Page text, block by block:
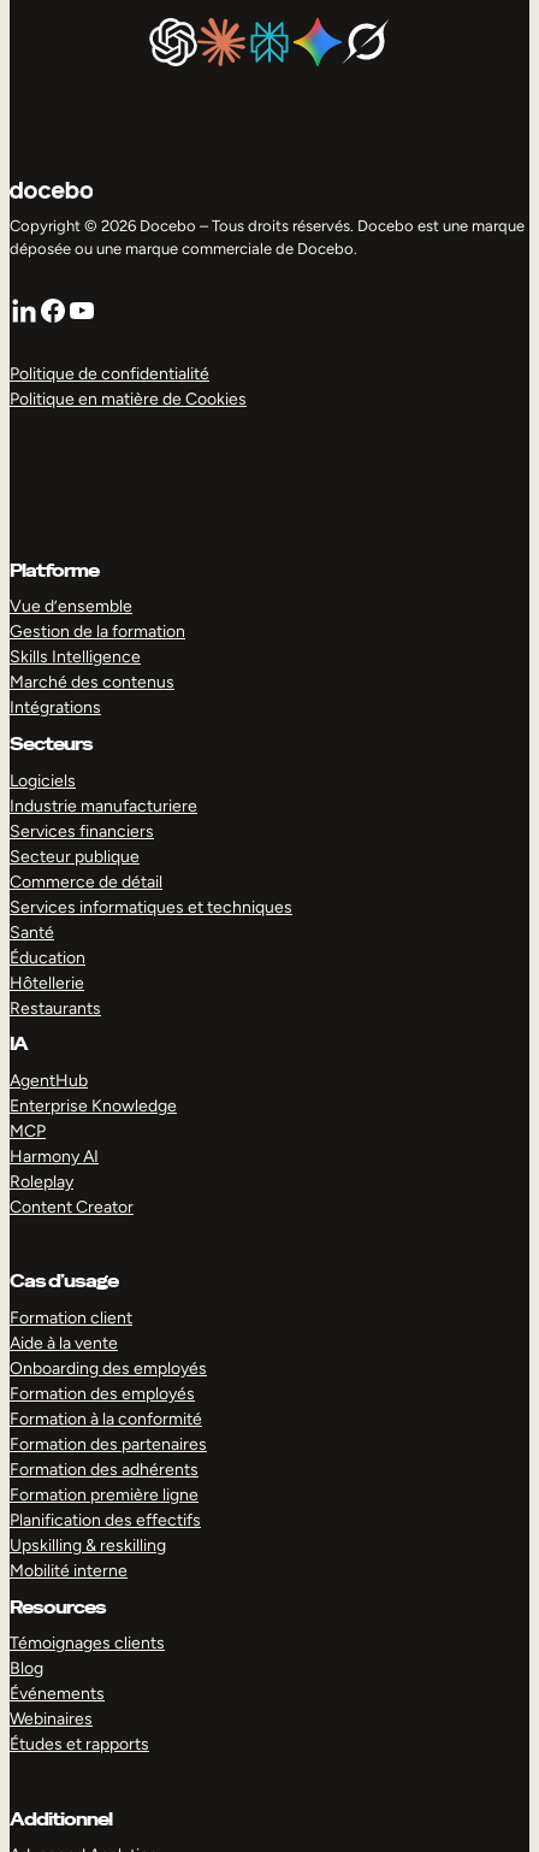
Copyright © 2026 Docebo – Tous droits réservés. Docebo est une marque
déposée ou une marque commerciale de Docebo.
LinkedIn
Facebook
YouTube
Politique de confidentialité
Politique en matière de Cookies
Platforme
Vue d’ensemble
Gestion de la formation
Skills Intelligence
Marché des contenus
Intégrations
Secteurs
Logiciels
Industrie manufacturiere
Services financiers
Secteur publique
Commerce de détail
Services informatiques et techniques
Santé
Éducation
Hôtellerie
Restaurants
IA
AgentHub
Enterprise Knowledge
MCP
Harmony AI
Roleplay
Content Creator
Cas d’usage
Formation client
Aide à la vente
Onboarding des employés
Formation des employés
Formation à la conformité
Formation des partenaires
Formation des adhérents
Formation première ligne
Planification des effectifs
Upskilling & reskilling
Mobilité interne
Resources
Témoignages clients
Blog
Événements
Webinaires
Études et rapports
Additionnel